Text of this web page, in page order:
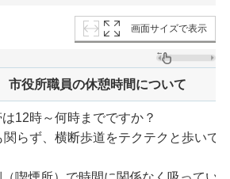
画面サイズで表示
市役所職員の休憩時間について
12時～何時までですか？
関らず、横断歩道をテクテクと歩いて